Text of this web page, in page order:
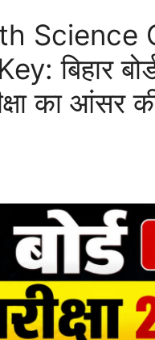
Science
बिहार
का आंसर